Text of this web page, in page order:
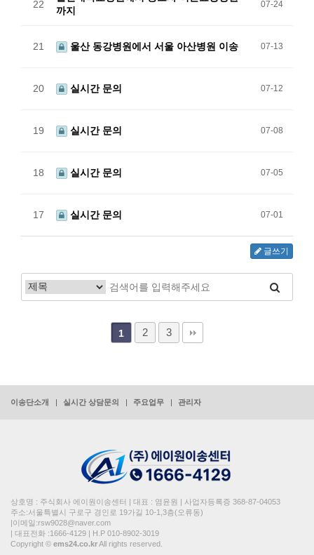
22
까지
07-24
21 울산 동강병원에서 서울 아산병원 이송 07-13
20 실시간 문의 07-12
19 실시간 문의 07-08
18 실시간 문의 07-05
17 실시간 문의 07-01
글쓰기
1 2 3
이송단소개 실시간 상담문의 주요업무 관리자
상호명 : 주식회사 에이원이송센터 | 대표 : 염윤원 | 사업자등록증 368-87-04053
주소:서울특별시 구로구 경인로 19가길 10-1,3층(오류동)
|이메일:rsw9028@naver.com
| 대표전화 :1666-4129 | H.P 010-8902-3019
Copyright © ems24.co.krAll rights reserved.